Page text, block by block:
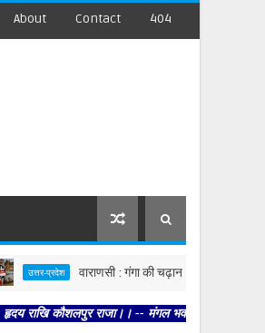
About Contact 404
प्रदेश वाराणसी : गंगा की चढ़ान से सहमी काशी : छूने को
कौशलपुर राजा।। -- मंगल भवन अमंगल हारी। द्रवहु